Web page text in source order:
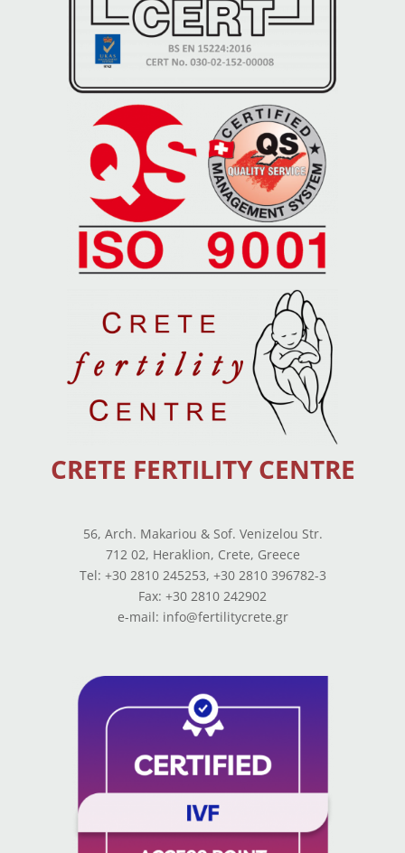
CRETE FERTILITY CENTRE
56, Arch. Makariou & Sof. Venizelou Str.
712 02, Heraklion, Crete, Greece
Tel: +30 2810 245253, +30 2810 396782-3
Fax: +30 2810 242902
e-mail: info@fertilitycrete.gr